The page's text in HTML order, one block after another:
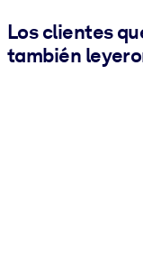
Los clientes
también